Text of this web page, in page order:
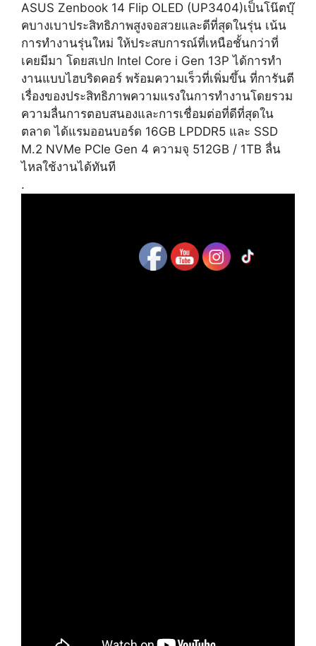
ASUS Zenbook 14 Flip OLED (UP3404)เป็นโน๊ตบุ๊
คบางเบาประสิทธิภาพสูงจอสวยและดีที่สุดในรุ่น เน้น
การทำงานรุ่นใหม่ ให้ประสบการณ์ที่เหนือชั้นกว่าที่
เคยมีมา โดยสเปก Intel Core i Gen 13P ได้การทำ
งานแบบไฮบริดคอร์ พร้อมความเร็วที่เพิ่มขึ้น ที่การันตี
เรื่องของประสิทธิภาพความแรงในการทำงานโดยรวม
ความลื่นการตอบสนองและการเชื่อมต่อที่ดีที่สุดใน
ตลาด ได้แรมออนบอร์ด 16GB LPDDR5 และ SSD
M.2 NVMe PCIe Gen 4 ความจุ 512GB / 1TB ลื่น
ไหลใช้งานได้ทันที
.